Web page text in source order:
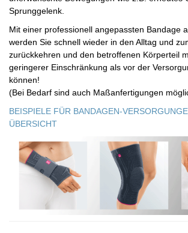
Sprunggelenk.
Mit einer professionell angepassten Bandage
werden Sie schnell wieder in den Alltag und
zurückkehren und den betroffenen Körperteil
geringerer Einschränkung als vor der
können!
(Bei Bedarf sind auch Maßanfertigungen
BEISPIELE FÜR BANDAGEN-
ÜBERSICHT